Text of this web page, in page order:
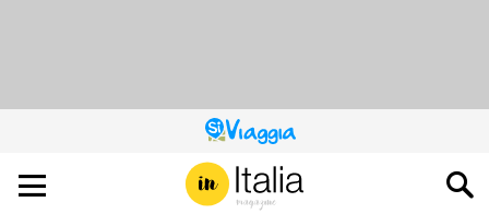
QUESTO
SITO
CONTRIBUISCE
ALL’AUDIENCE
DI